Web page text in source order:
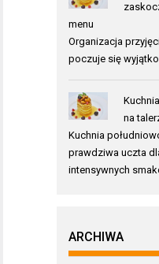
menu
Organizacja
poczuje się
na
Kuchnia
prawdziwa uczta
intensywnych
ARCHIWA